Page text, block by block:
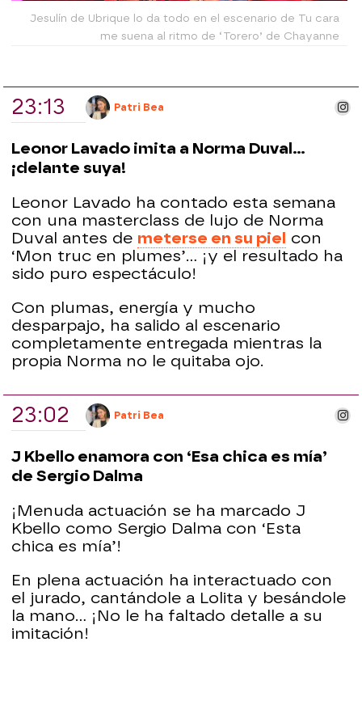
Jesulín de Ubrique lo da todo en el escenario de Tu cara
me suena al ritmo de ‘Torero’ de Chayanne
23:13 Patri Bea
Leonor Lavado imita a Norma Duval...
¡delante suya!
Leonor Lavado ha contado esta semana
con una masterclass de lujo de Norma
Duval antes de meterse en su piel con
‘Mon truc en plumes’... ¡y el resultado ha
sido puro espectáculo!
Con plumas, energía y mucho
desparpajo, ha salido al escenario
completamente entregada mientras la
propia Norma no le quitaba ojo.
23:02 Patri Bea
J Kbello enamora con ‘Esa chica es mía’
de Sergio Dalma
¡Menuda actuación se ha marcado J
Kbello como Sergio Dalma con ‘Esta
chica es mía’!
En plena actuación ha interactuado con
el jurado, cantándole a Lolita y besándole
la mano... ¡No le ha faltado detalle a su
imitación!